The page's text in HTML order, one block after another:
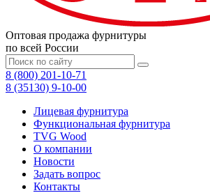
Оптовая продажа фурнитуры
по всей России
8 (800) 201-10-71
8 (35130) 9-10-00
Лицевая фурнитура
Функциональная фурнитура
TVG Wood
О компании
Новости
Задать вопрос
Контакты